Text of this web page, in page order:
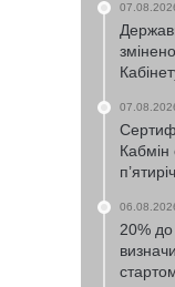
20%